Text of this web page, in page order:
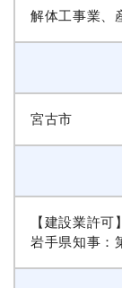
解体工事業、
宮古市
【建設業許可】
岩手県知事：